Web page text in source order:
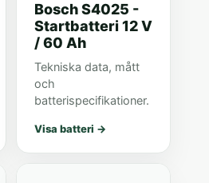
Bosch S4025 -
Startbatteri 12 V
/ 60 Ah
Tekniska data, mått
och
batterispecifikationer.
Visa batteri →